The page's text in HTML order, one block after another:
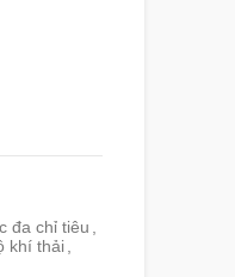
đa chỉ tiêu ,
khí thải ,